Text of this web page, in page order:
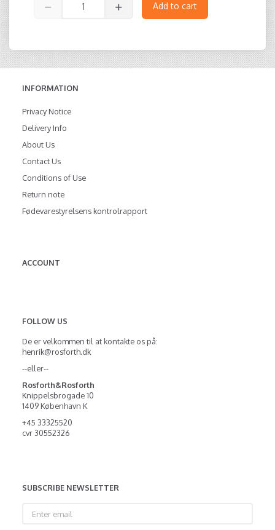
Add to cart
INFORMATION
Privacy Notice
Delivery Info
About Us
Contact Us
Conditions of Use
Return note
Fødevarestyrelsens kontrolrapport
ACCOUNT
FOLLOW US
De er velkommen til at kontakte os på:
henrik@rosforth.dk
--eller--
Rosforth&Rosforth
Knippelsbrogade 10
1409 København K
+45 33325520
cvr 30552326
SUBSCRIBE NEWSLETTER
email